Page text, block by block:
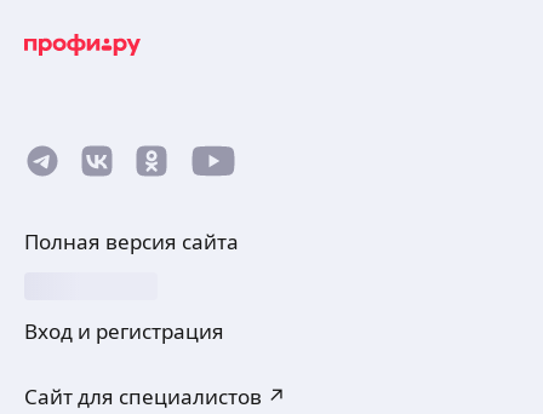
Полная версия сайта
Вход и регистрация
Сайт для специалистов ↗